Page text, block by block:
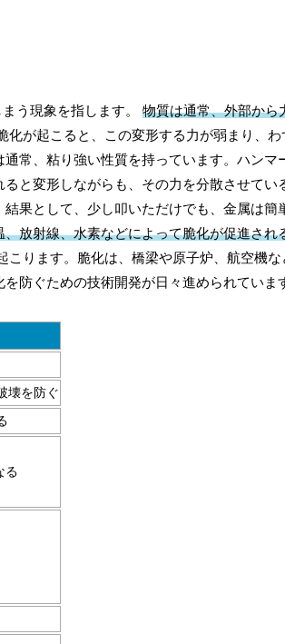
う現象を指します。 物質は通常、外部から
化が起こると、この変形する力が弱まり、
常、粘り強い性質を持っています。ハンマ
と変形しながらも、その力を分散させてい
果として、少し叩いただけでも、金属は簡
放射線、水素などによって脆化が促進され
ります。脆化は、橋梁や原子炉、航空機
防ぐための技術開発が日々進められていま
壊を防ぐ
る